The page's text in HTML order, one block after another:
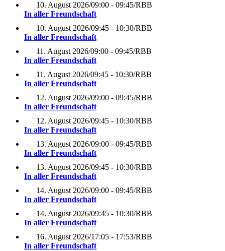
10. August 2026/09:00 - 09:45/RBB
In aller Freundschaft
10. August 2026/09:45 - 10:30/RBB
In aller Freundschaft
11. August 2026/09:00 - 09:45/RBB
In aller Freundschaft
11. August 2026/09:45 - 10:30/RBB
In aller Freundschaft
12. August 2026/09:00 - 09:45/RBB
In aller Freundschaft
12. August 2026/09:45 - 10:30/RBB
In aller Freundschaft
13. August 2026/09:00 - 09:45/RBB
In aller Freundschaft
13. August 2026/09:45 - 10:30/RBB
In aller Freundschaft
14. August 2026/09:00 - 09:45/RBB
In aller Freundschaft
14. August 2026/09:45 - 10:30/RBB
In aller Freundschaft
16. August 2026/17:05 - 17:53/RBB
In aller Freundschaft